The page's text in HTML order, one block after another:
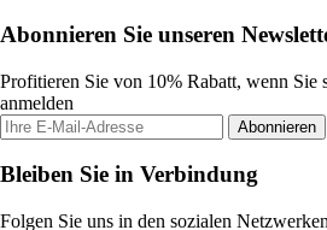
Abonnieren Sie unseren
Profitieren Sie von 10% Rabatt, wenn Sie
anmelden
Abonnieren
Bleiben Sie in Verbindung
Folgen Sie uns in den sozialen Netzwerken